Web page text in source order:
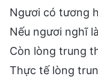
Ngươi có tương
Nếu ngươi nghĩ
Còn lòng trung
Thực tế lòng